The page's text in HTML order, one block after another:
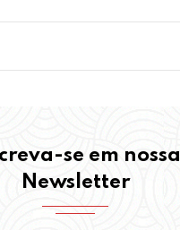
se em nossa
Newsletter